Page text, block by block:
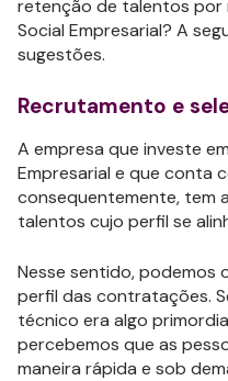
retenção de talentos por
Social Empresarial? A
sugestões.
Recrutamento e
A empresa que investe
Empresarial e que conta
consequentemente, tem
talentos cujo perfil se
Nesse sentido, podemos
perfil das contratações.
técnico era algo
percebemos que as
maneira rápida e sob